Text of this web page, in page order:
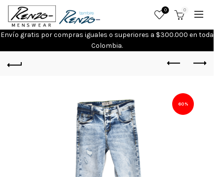
0 0
Envío gratis por compras iguales o superiores a $300.000 en toda
Colombia.
60%